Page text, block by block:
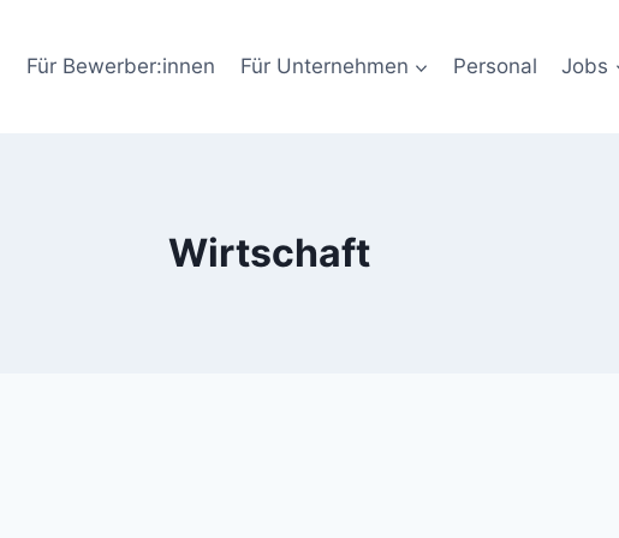
Für Bewerber:innen Für Unternehmen Personal Jobs
Wirtschaft